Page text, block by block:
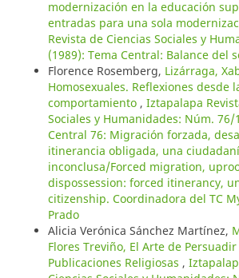
modernización en la educación
entradas para una sola
Revista de Ciencias Sociales y
(1989): Tema Central: Balance del
Florence Rosemberg, Lizárraga,
Homosexuales. Reflexiones desde
comportamiento , Iztapalapa
Sociales y Humanidades: Núm. 76/
Central 76: Migración forzada,
itinerancia obligada, una
inconclusa/Forced migration,
dispossession: forced itinerancy,
citizenship. Coordinadora del TC
Prado
Alicia Verónica Sánchez Martínez,
Flores Treviño, El Arte de
Publicaciones Religiosas ,